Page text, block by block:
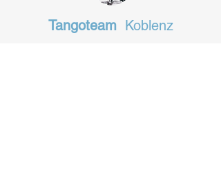
TangoteamKoblenz